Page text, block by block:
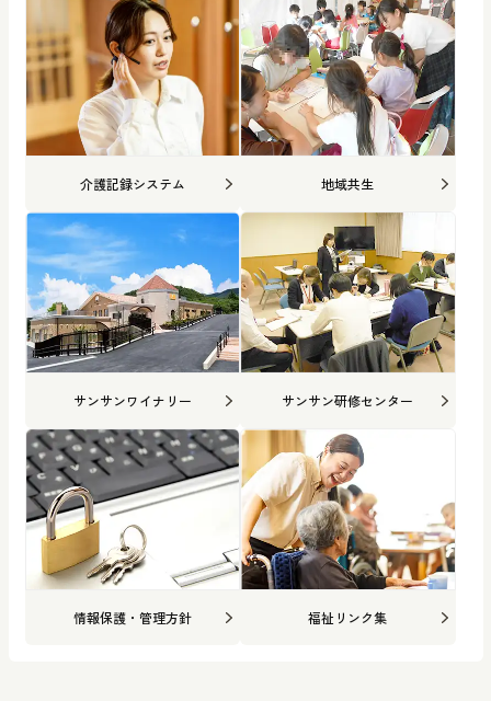
介護記録システム 地域共生
サンサンワイナリー サンサン研修センター
情報保護・管理方針 福祉リンク集